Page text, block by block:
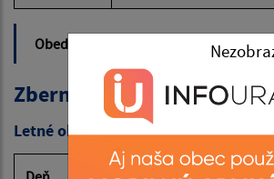
Obedňajšia prestávka: 11:30 - 12:00
Zberný dvor - otváracia
Letné obdobie: 1.4. – 30.11.